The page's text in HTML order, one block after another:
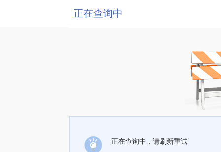
正在查询中
正在查询中，请刷新重试